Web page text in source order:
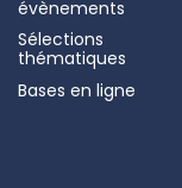
évènements
Sélections
thématiques
Bases en ligne